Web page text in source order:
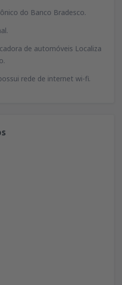
do Banco Bradesco.
de automóveis Localiza
rede de internet wi-fi.